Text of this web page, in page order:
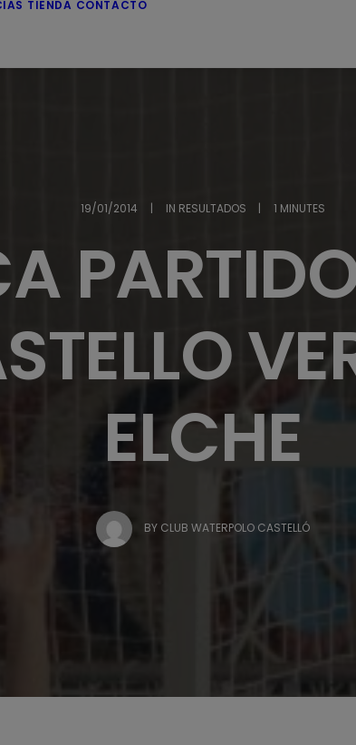
TIENDA CONTACTO
19/01/2014 | IN RESULTADOS | 1 MINUTES
ELCHE
BY CLUB WATERPOLO CASTELLÓ